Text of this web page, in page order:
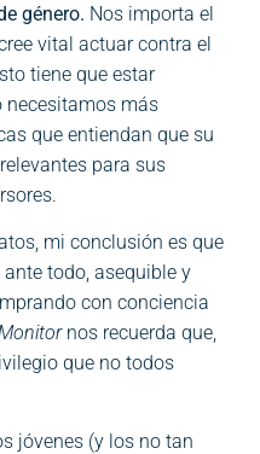
género. Nos importa el
vital actuar contra el
tiene que estar
necesitamos más
que entiendan que su
para sus
mi conclusión es que
todo, asequible y
con conciencia
nos recuerda que,
que no todos
jóvenes (y los no tan